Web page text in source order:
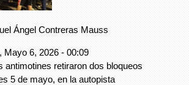
Ángel Contreras Mauss
Mayo 6, 2026 - 00:09
antimotines retiraron dos bloqueos
5 de mayo, en la autopista